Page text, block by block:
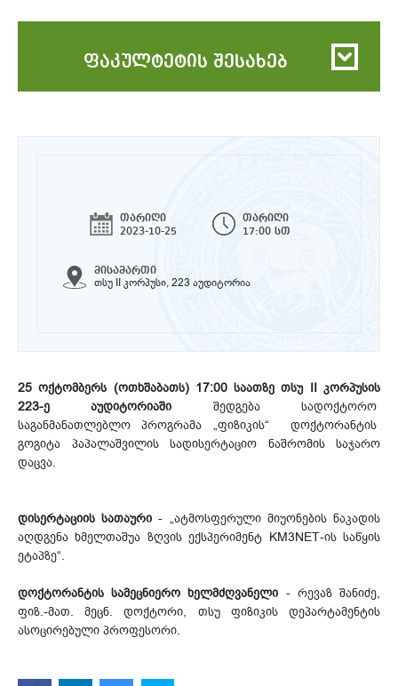
ფაკულტეტის შესახებ
თარიღი
2023-10-25
თარიღი
17:00 სთ
მისამართი
თსუ II კორპუსი, 223 აუდიტორია
25 ოქტომბერს (ოთხშაბათს) 17:00 საათზე თსუ II კორპუსის
223-ე აუდიტორიაში შედგება სადოქტორო
საგანმანათლებლო პროგრამა „ფიზიკის“ დოქტორანტის
გოგიტა პაპალაშვილის სადისერტაციო ნაშრომის საჯარო
დაცვა.
დისერტაციის სათაური- „ატმოსფერული მიუონების ნაკადის
აღდგენა ხმელთაშუა ზღვის ექსპერიმენტ KM3NET-ის საწყის
ეტაპზე“.
დოქტორანტის სამეცნიერო ხელმძღვანელი - რევაზ შანიძე,
ფიზ.-მათ. მეცნ. დოქტორი, თსუ ფიზიკის დეპარტამენტის
ასოცირებული პროფესორი.